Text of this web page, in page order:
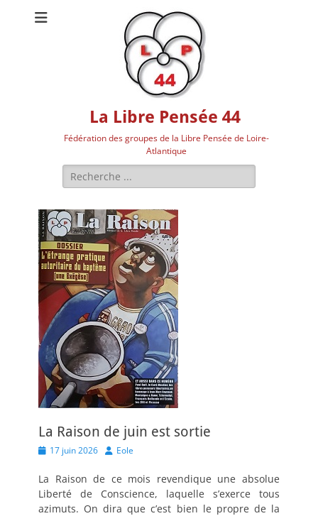
La Libre Pensée 44
Fédération des groupes de la Libre Pensée de Loire-
Atlantique
Rechercher :
La Raison de juin est sortie
Posted17 juin 2026 Author
Eole
La Raison de ce mois revendique une absolue
Liberté de Conscience, laquelle s’exerce tous
azimuts. On dira que c’est bien le propre de la